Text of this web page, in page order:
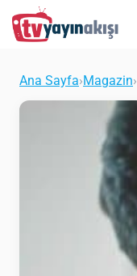
Ana Sayfa›Magazin›